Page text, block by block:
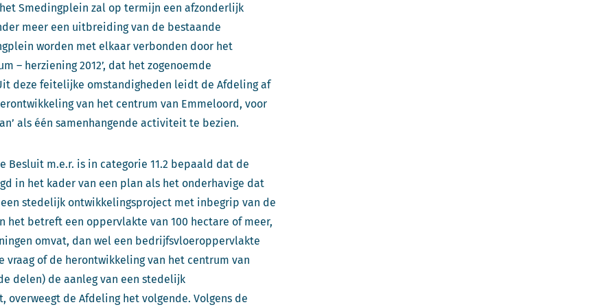
Smedingplein zal op termijn een afzonderlijk
meer een uitbreiding van de bestaande
worden met elkaar verbonden door het
– herziening 2012’, dat het zogenoemde
deze feitelijke omstandigheden leidt de Afdeling af
van het centrum van Emmeloord, voor
als één samenhangende activiteit te bezien.
m.e.r. is in categorie 11.2 bepaald dat de
in het kader van een plan als het onderhavige dat
stedelijk ontwikkelingsproject met inbegrip van de
betreft een oppervlakte van 100 hectare of meer,
omvat, dan wel een bedrijfsvloeroppervlakte
vraag of de herontwikkeling van het centrum van
delen) de aanleg van een stedelijk
de Afdeling het volgende. Volgens de